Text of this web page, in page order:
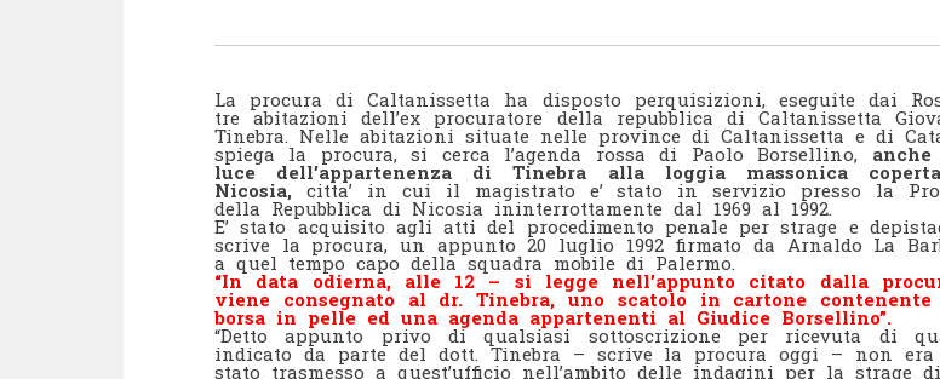
La procura di Caltanissetta ha disposto perquisizioni, eseguite dai
tre abitazioni dell’ex procuratore della repubblica di Caltanissetta
Tinebra. Nelle abitazioni situate nelle province di Caltanissetta e di
spiega la procura, si cerca l’agenda rossa di Paolo Borsellino,
luce dell’appartenenza di Tinebra alla loggia massonica
Nicosia, citta’ in cui il magistrato e’ stato in servizio presso la
della Repubblica di Nicosia ininterrottamente dal 1969 al 1992.
E’ stato acquisito agli atti del procedimento penale per strage e
scrive la procura, un appunto 20 luglio 1992 firmato da Arnaldo La
a quel tempo capo della squadra mobile di Palermo.
“In data odierna, alle 12 – si legge nell’appunto citato dalla
viene consegnato al dr. Tinebra, uno scatolo in cartone contenente
borsa in pelle ed una agenda appartenenti al Giudice Borsellino”.
“Detto appunto privo di qualsiasi sottoscrizione per ricevuta di
indicato da parte del dott. Tinebra – scrive la procura oggi – non era
stato trasmesso a quest’ufficio nell’ambito delle indagini per la strage